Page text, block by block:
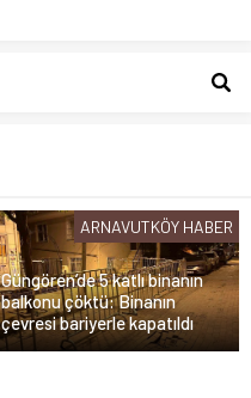
ARNAVUTKÖY HABER
Güngören’de 5 katlı binanın
balkonu çöktü: Binanın
çevresi bariyerle kapatıldı